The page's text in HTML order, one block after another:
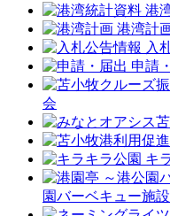
港
港湾計
入
申請
会
キ
園バーベキュー施